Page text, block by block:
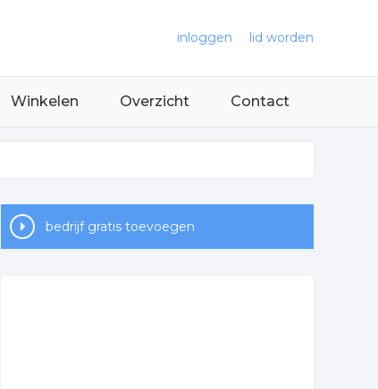
inloggen lid worden
Winkelen Overzicht Contact
bedrijf gratis toevoegen